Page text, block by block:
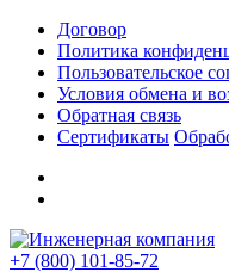
Договор
Политика
Пользовательское
Условия обмена и
Обратная связь
Сертификаты
+7 (800) 101-85-72